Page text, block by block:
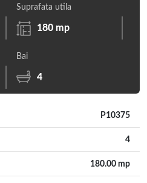
Suprafata utila
180 mp
Bai
4
P10375
4
180.00 mp